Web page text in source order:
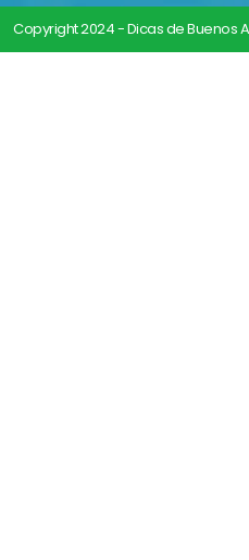
Copyright 2024 - Dicas de Buenos